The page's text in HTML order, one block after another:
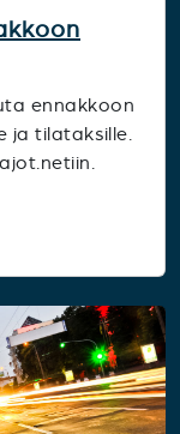
ennakkoon
ja tilataksille.